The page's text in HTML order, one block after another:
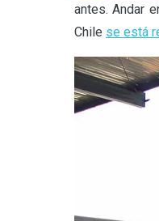
antes. Andar
Chile se está